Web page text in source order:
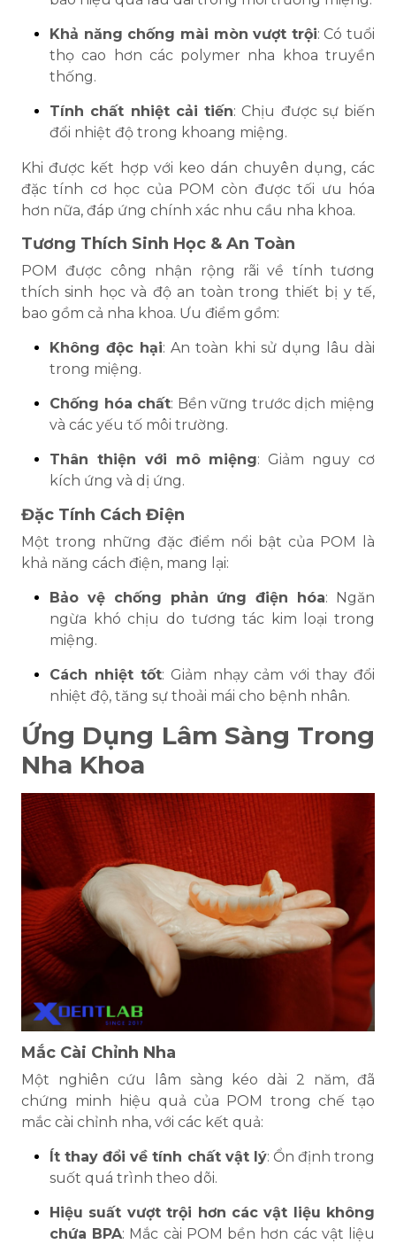
Khả năng chống mài mòn vượt trội: Có tuổi
thọ cao hơn các polymer nha khoa truyền
thống.
Tính chất nhiệt cải tiến: Chịu được sự biến
đổi nhiệt độ trong khoang miệng.
Khi được kết hợp với keo dán chuyên dụng, các
đặc tính cơ học của POM còn được tối ưu hóa
hơn nữa, đáp ứng chính xác nhu cầu nha khoa.
Tương Thích Sinh Học & An Toàn
POM được công nhận rộng rãi về tính tương
thích sinh học và độ an toàn trong thiết bị y tế,
bao gồm cả nha khoa. Ưu điểm gồm:
Không độc hại: An toàn khi sử dụng lâu dài
trong miệng.
Chống hóa chất: Bền vững trước dịch miệng
và các yếu tố môi trường.
Thân thiện với mô miệng: Giảm nguy cơ
kích ứng và dị ứng.
Đặc Tính Cách Điện
Một trong những đặc điểm nổi bật của POM là
khả năng cách điện, mang lại:
Bảo vệ chống phản ứng điện hóa: Ngăn
ngừa khó chịu do tương tác kim loại trong
miệng.
Cách nhiệt tốt: Giảm nhạy cảm với thay đổi
nhiệt độ, tăng sự thoải mái cho bệnh nhân.
Ứng Dụng Lâm Sàng Trong
Nha Khoa
Mắc Cài Chỉnh Nha
Một nghiên cứu lâm sàng kéo dài 2 năm, đã
chứng minh hiệu quả của POM trong chế tạo
mắc cài chỉnh nha, với các kết quả:
Ít thay đổi về tính chất vật lý: Ổn định trong
suốt quá trình theo dõi.
Hiệu suất vượt trội hơn các vật liệu không
chứa BPA: Mắc cài POM bền hơn các vật liệu